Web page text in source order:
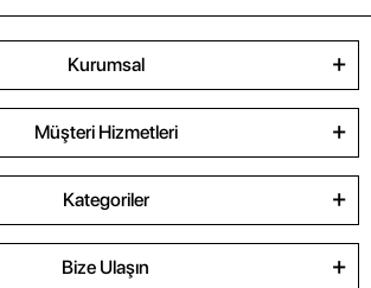
Kurumsal
Müşteri Hizmetleri
Kategoriler
Bize Ulaşın